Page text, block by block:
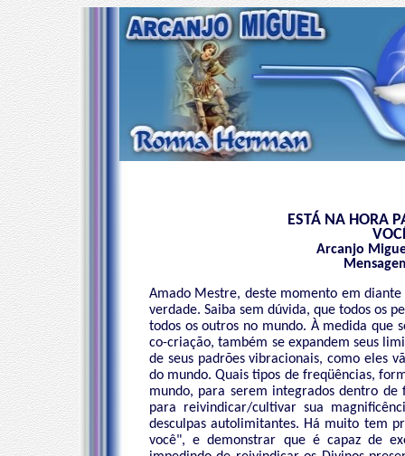
ESTÁ NA HORA
Arcanjo
Amado Mestre, deste momento em
verdade. Saiba sem dúvida, que todos os
todos os outros no mundo. À medida que
co-criação, também se expandem seus
de seus padrões vibracionais, como eles
do mundo. Quais tipos de freqüências,
mundo, para serem integrados dentro de
para reivindicar/cultivar sua
desculpas autolimitantes. Há muito tem
você", e demonstrar que é capaz de